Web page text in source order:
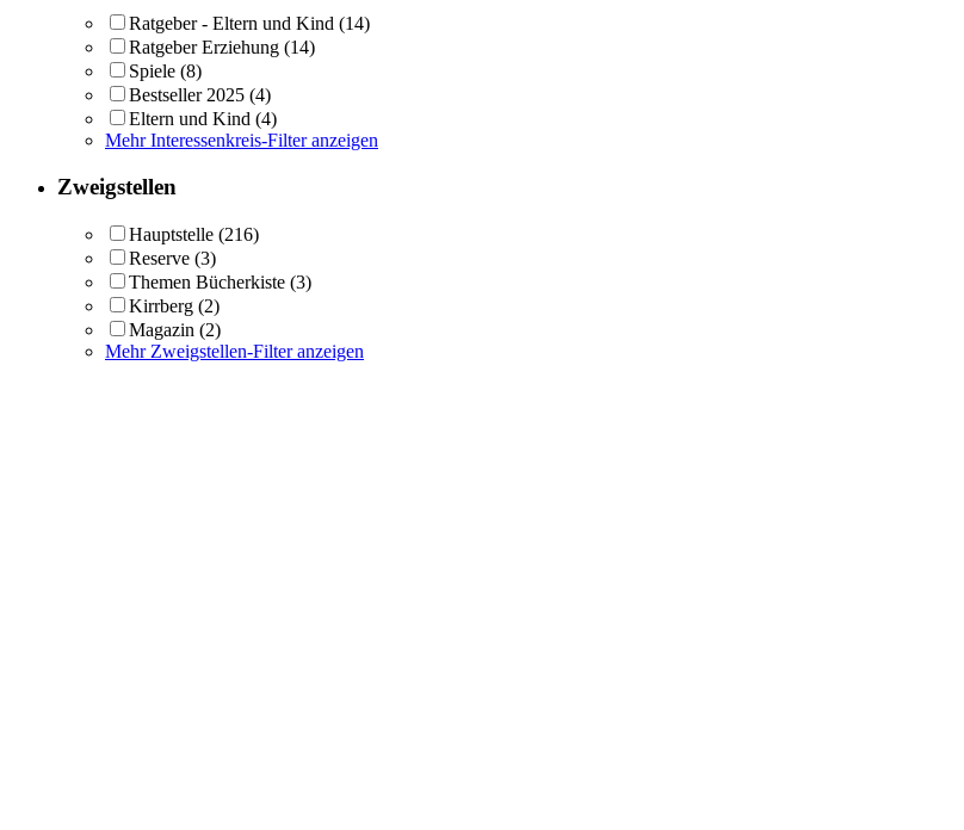
Ratgeber - Eltern und Kind (14)
Ratgeber Erziehung (14)
Spiele (8)
Bestseller 2025 (4)
Eltern und Kind (4)
Mehr Interessenkreis-Filter anzeigen
Zweigstellen
Hauptstelle (216)
Reserve (3)
Themen Bücherkiste (3)
Kirrberg (2)
Magazin (2)
Mehr Zweigstellen-Filter anzeigen